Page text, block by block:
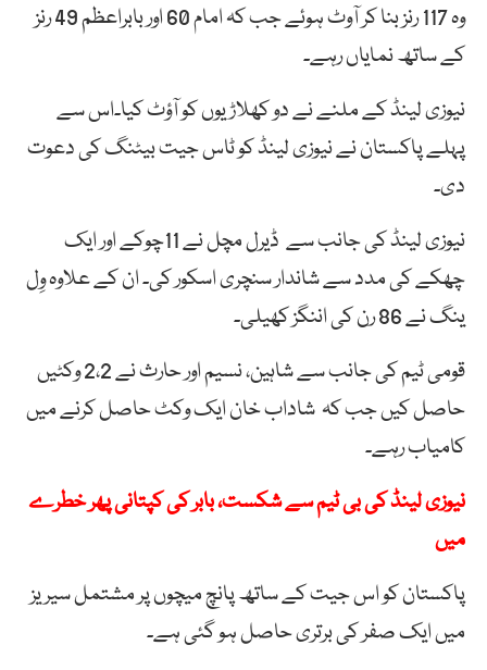
وہ 117 رنز بنا کر آوٹ ہوئے جب کہ امام 60 اور بابراعظم 49 رنز
کے ساتھ نمایاں رہے۔
نیوزی لینڈ کے ملنے نے دو کھلاڑیوں کو آؤٹ کیا۔اس سے
پہلے پاکستان نے نیوزی لینڈ کو ٹاس جیت بیٹنگ کی دعوت
دی۔
نیوزی لینڈ کی جانب سے ڈیرل مچل نے 11چوکے اور ایک
چھکے کی مدد سے شاندار سنچری اسکور کی۔ ان کے علاوہ وِل
ینگ نے 86 رن کی اننگز کھیلی۔
قومی ٹیم کی جانب سے شاہین، نسیم اور حارث نے 2،2 وکٹیں
حاصل کیں جب کہ شاداب خان ایک وکٹ حاصل کرنے میں
کامیاب رہے۔
نیوزی لینڈ کی بی ٹیم سے شکست، بابر کی کپتانی پھر خطرے
میں
پاکستان کو اس جیت کے ساتھ پانچ میچوں پر مشتمل سیریز
میں ایک صفر کی برتری حاصل ہو گئی ہے۔